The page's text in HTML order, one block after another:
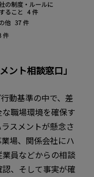
ント相談窓口」
動基準の中で、差
職場環境を確保す
スメントが懸念さ
場、関係会社にハ
員などからの相談
、そして事実が確